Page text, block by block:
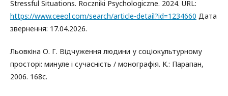
Stressful Situations. Roczniki Psychologiczne. 2024. URL:
https://www.ceeol.com/search/article-detail?id=1234660 Дата
звернення: 17.04.2026.
Льовкіна О. Г. Відчуження людини у соціокультурному
просторі: минуле і сучасність / монографія. К.: Парапан,
2006. 168с.